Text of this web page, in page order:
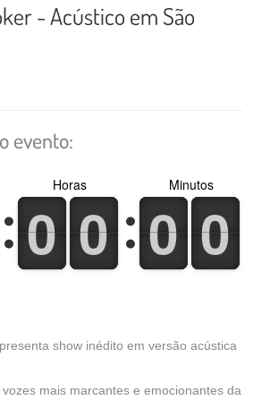
- Acústico em São
evento:
0
0
1
1 0
0
1
1
Horas
0
0
1
1 0
0
1
1
Minutos
show inédito em versão acústica
mais marcantes e emocionantes da